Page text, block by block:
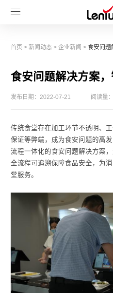
首页 >新闻动态 >企业新闻 >食安问题
食安问题解决方案
发布日期：2022-07-21 阅读量
传统食堂存在加工环节不透明、
保证等弊端，成为食安问题的高
流程一体化的食安问题解决方案
全流程可追溯保障食品安全，为
堂服务。